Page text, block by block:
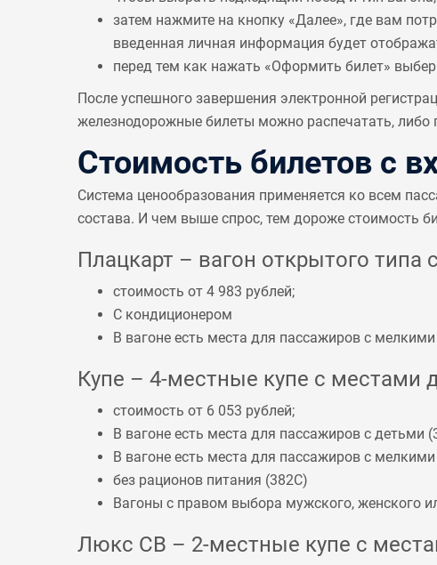
затем нажмите на кнопку «Далее», где вам
введенная личная информация будет
перед тем как нажать «Оформить билет»
После успешного завершения электронной
железнодорожные билеты можно распечатать, либо
Стоимость билетов с
Система ценообразования применяется ко всем
состава. И чем выше спрос, тем дороже стоимость
Плацкарт – вагон открытого
стоимость от 4 983 рублей;
С кондиционером
В вагоне есть места для пассажиров с
Купе – 4-местные купе с местами
стоимость от 6 053 рублей;
В вагоне есть места для пассажиров с детьми (
В вагоне есть места для пассажиров с
без рационов питания (382С)
Вагоны с правом выбора мужского, женского
Люкс СВ – 2-местные купе с